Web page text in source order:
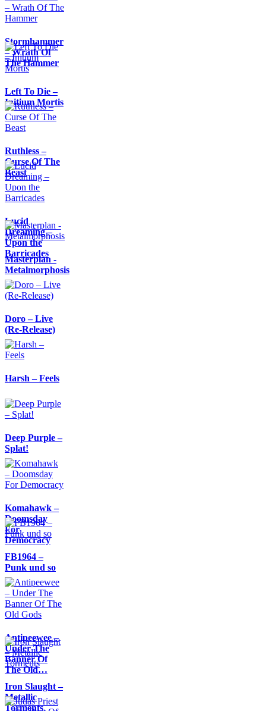
Stormhammer
– Wrath Of
The Hammer
Left To Die –
Initium Mortis
Ruthless –
Curse Of The
Beast
Lucid
Dreaming –
Upon the
Barricades
Masterplan -
Metalmorphosis
Doro – Live
(Re-Release)
Harsh – Feels
Deep Purple –
Splat!
Komahawk –
Doomsday
For
Democracy
FB1964 –
Punk und so
Antipeewee –
Under The
Banner Of
The Old…
Iron Slaught –
Metallic
Torments